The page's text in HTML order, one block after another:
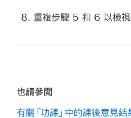
重複步驟 5 和 6 以檢視
也請參閲
有關「功課」中的課後意見結